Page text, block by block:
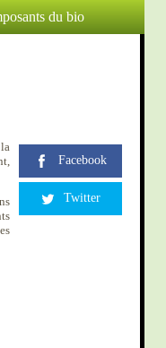
du bio
Facebook
Twitter